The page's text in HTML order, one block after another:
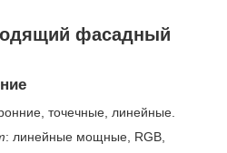
фасадный
точечные, линейные.
: линейные мощные, RGB,